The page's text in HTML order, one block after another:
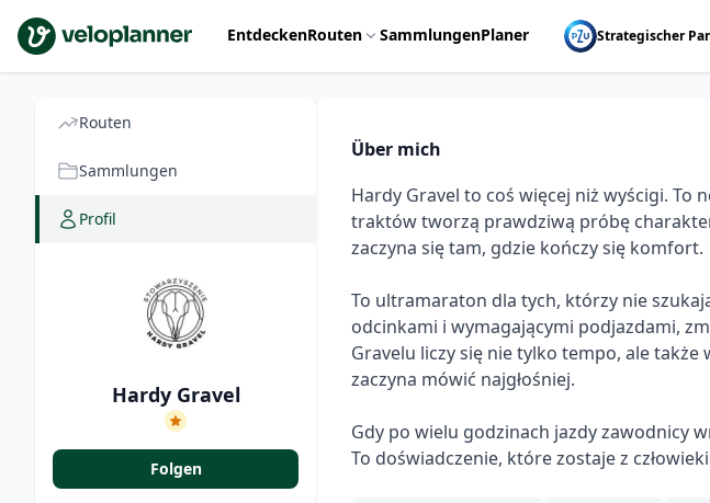
VeloPlanner EntdeckenRouten SammlungenPlaner Strategischer
Routen
Sammlungen
Profil
Hardy Gravel
Folgen
Über mich
Hardy Gravel to coś więcej niż wyścigi.
traktów tworzą prawdziwą próbę
zaczyna się tam, gdzie kończy się komfort.
To ultramaraton dla tych, którzy nie
odcinkami i wymagającymi podjazdami,
Gravelu liczy się nie tylko tempo, ale
zaczyna mówić najgłośniej.
Gdy po wielu godzinach jazdy zawodnicy